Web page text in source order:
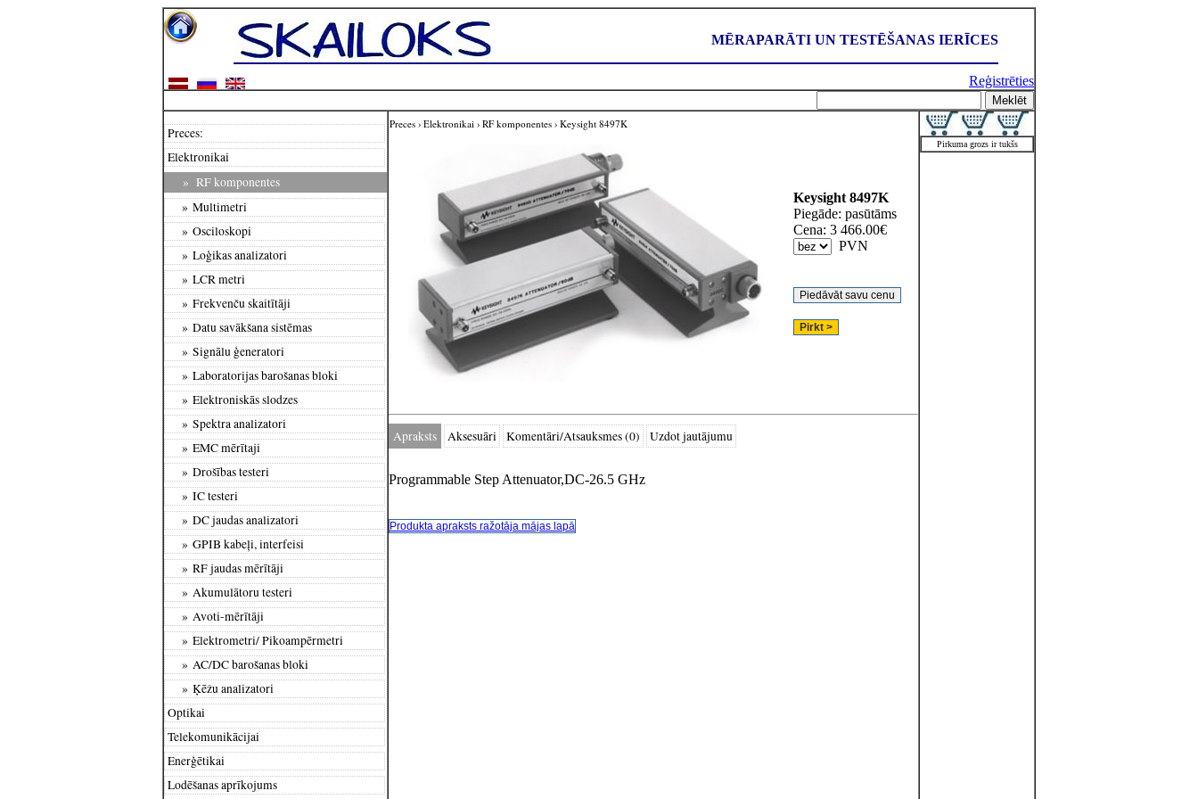
MĒRAPARĀTI UN TESTĒŠANAS IERĪCES
Reģistrēties
Preces:
Elektronikai
» RF komponentes
» Multimetri
» Osciloskopi
» Loģikas analizatori
» LCR metri
» Frekvenču skaitītāji
» Datu savākšana sistēmas
» Signālu ģeneratori
» Laboratorijas barošanas bloki
» Elektroniskās slodzes
» Spektra analizatori
» EMC mērītaji
» Drošības testeri
» IC testeri
» DC jaudas analizatori
» GPIB kabeļi, interfeisi
» RF jaudas mērītāji
» Akumulātoru testeri
» Avoti-mērītāji
» Elektrometri/ Pikoampērmetri
» AC/DC barošanas bloki
» Ķēžu analizatori
Optikai
Telekomunikācijai
Enerģētikai
Lodēšanas aprīkojums
Preces › Elektronikai › RF komponentes › Keysight 8497K
Keysight 8497K
Piegāde: pasūtāms
Cena: 3 466.00€
PVN
Apraksts Aksesuāri Komentāri/Atsauksmes (0) Uzdot jautājumu
Programmable Step Attenuator,DC-26.5 GHz
Produkta apraksts ražotāja mājas lapā
Pirkuma grozs ir tukšs